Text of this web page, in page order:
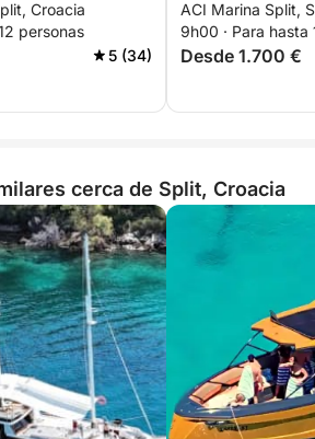
Croacia
personas
5 (34)
ACI Marina Split,
9h00 · Para hasta
Desde 1.700 €
cerca de Split, Croacia